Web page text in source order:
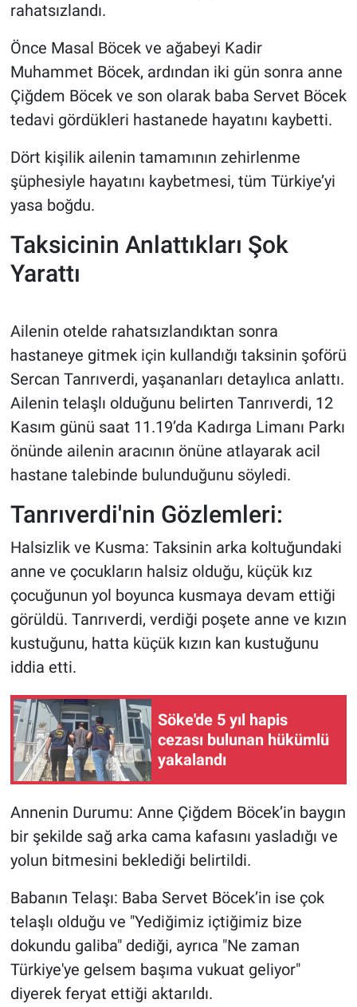
rahatsızlandı.
Önce Masal Böcek ve ağabeyi Kadir
Muhammet Böcek, ardından iki gün sonra anne
Çiğdem Böcek ve son olarak baba Servet Böcek
tedavi gördükleri hastanede hayatını kaybetti.
Dört kişilik ailenin tamamının zehirlenme
şüphesiyle hayatını kaybetmesi, tüm Türkiye’yi
yasa boğdu.
Taksicinin Anlattıkları Şok
Yarattı
Ailenin otelde rahatsızlandıktan sonra
hastaneye gitmek için kullandığı taksinin şoförü
Sercan Tanrıverdi, yaşananları detaylıca anlattı.
Ailenin telaşlı olduğunu belirten Tanrıverdi, 12
Kasım günü saat 11.19’da Kadırga Limanı Parkı
önünde ailenin aracının önüne atlayarak acil
hastane talebinde bulunduğunu söyledi.
Tanrıverdi'nin Gözlemleri:
Halsizlik ve Kusma: Taksinin arka koltuğundaki
anne ve çocukların halsiz olduğu, küçük kız
çocuğunun yol boyunca kusmaya devam ettiği
görüldü. Tanrıverdi, verdiği poşete anne ve kızın
kustuğunu, hatta küçük kızın kan kustuğunu
iddia etti.
Söke'de 5 yıl hapis
cezası bulunan hükümlü
yakalandı
Annenin Durumu: Anne Çiğdem Böcek’in baygın
bir şekilde sağ arka cama kafasını yasladığı ve
yolun bitmesini beklediği belirtildi.
Babanın Telaşı: Baba Servet Böcek’in ise çok
telaşlı olduğu ve "Yediğimiz içtiğimiz bize
dokundu galiba" dediği, ayrıca "Ne zaman
Türkiye'ye gelsem başıma vukuat geliyor"
diyerek feryat ettiği aktarıldı.